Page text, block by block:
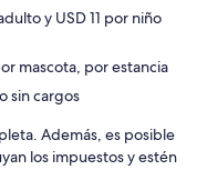
y USD 11 por niño
mascota, por estancia
sin cargos
Además, es posible
los impuestos y estén